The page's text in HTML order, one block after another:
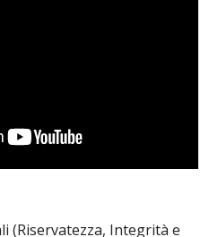
(Riservatezza, Integrità e